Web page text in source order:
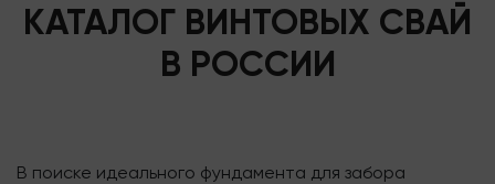
КАТАЛОГ ВИНТОВЫХ СВАЙ
В РОССИИ
В поиске идеального фундамента для забора